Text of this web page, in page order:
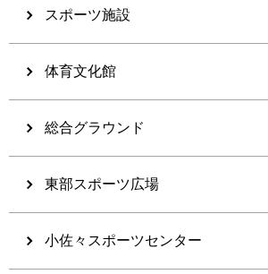
スポーツ施設
体育文化館
総合グラウンド
東部スポーツ広場
小佐々スポーツセンター